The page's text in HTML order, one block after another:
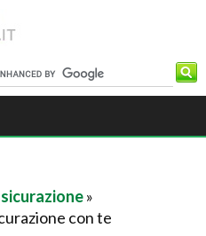
»
con te